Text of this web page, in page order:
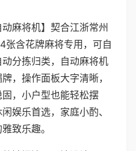
动麻将机】契合江浙常州
张含花牌麻将专用，可自
分拣归类，自动麻将机
，操作面板大字清晰，
，小户型也能轻松摆
娱乐首选，家庭小酌、
致乐趣。